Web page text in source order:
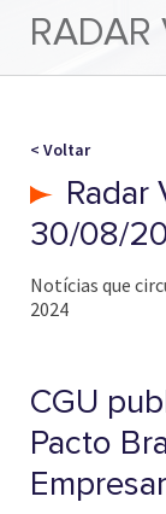
RADAR
< Voltar
Radar
30/08/
Notícias que
2024
CGU
Pacto